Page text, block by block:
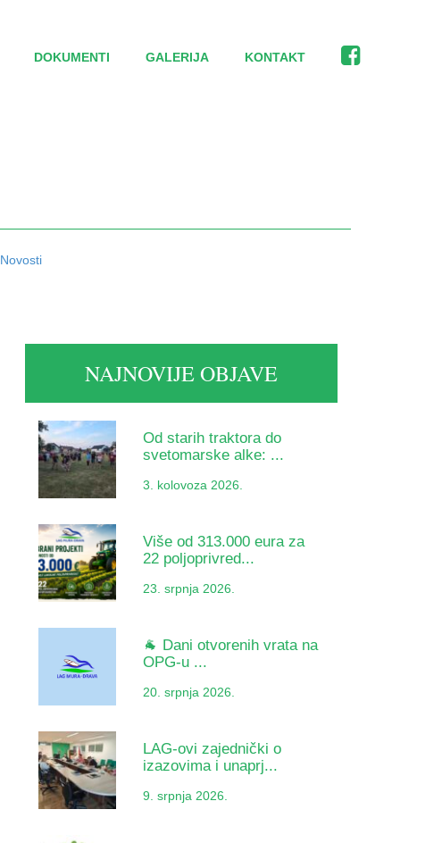
DOKUMENTI GALERIJA KONTAKT
Novosti
NAJNOVIJE OBJAVE
Od starih traktora do
svetomarske alke: ...
3. kolovoza 2026.
Više od 313.000 eura za
22 poljoprivred...
23. srpnja 2026.
🐐 Dani otvorenih vrata na
OPG-u ...
20. srpnja 2026.
LAG-ovi zajednički o
izazovima i unaprj...
9. srpnja 2026.